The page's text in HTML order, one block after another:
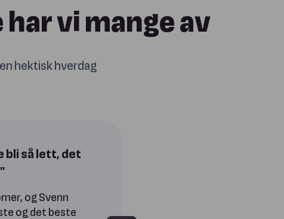
vi mange av
hektisk hverdag
bli så lett, det
og Svenn
og det beste